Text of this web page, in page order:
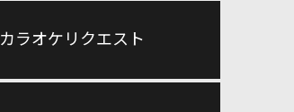
カラオケリクエスト